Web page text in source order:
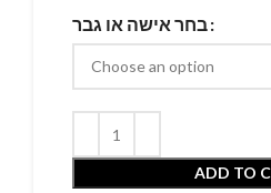
בחר אישה או גבר
ADD TO